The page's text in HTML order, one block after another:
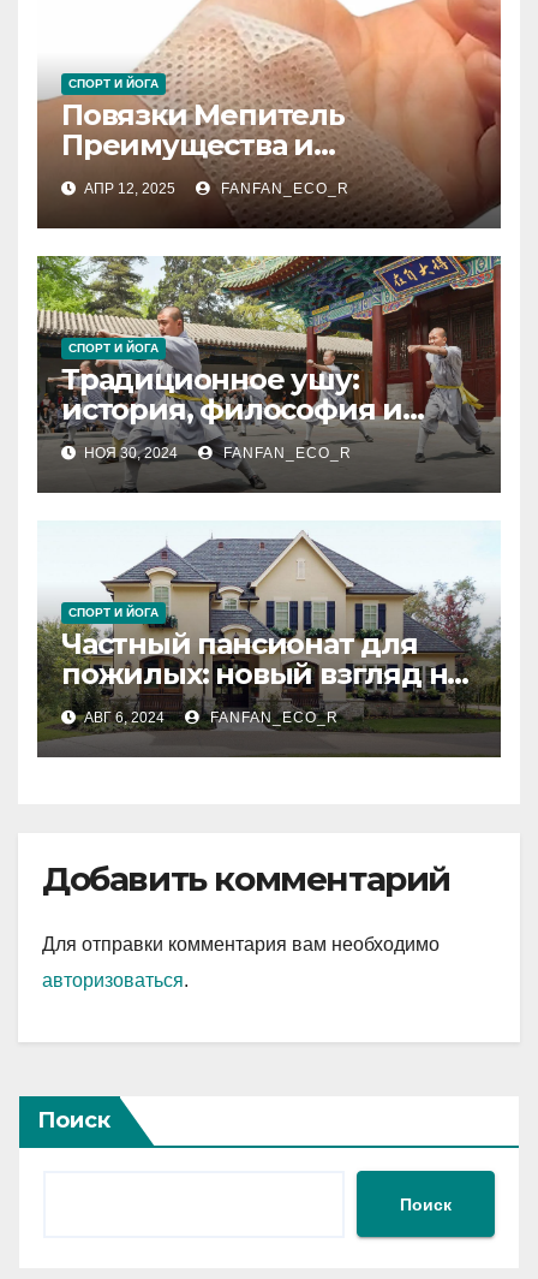
СПОРТ И ЙОГА
Повязки Мепитель
Преимущества и
Применение
АПР 12, 2025 FANFAN_ECO_R
СПОРТ И ЙОГА
Традиционное ушу:
история, философия и
основные стили
НОЯ 30, 2024 FANFAN_ECO_R
СПОРТ И ЙОГА
Частный пансионат для
пожилых: новый взгляд на
уход и комфорт
АВГ 6, 2024 FANFAN_ECO_R
Добавить комментарий
Для отправки комментария вам необходимо
авторизоваться.
Поиск
Поиск